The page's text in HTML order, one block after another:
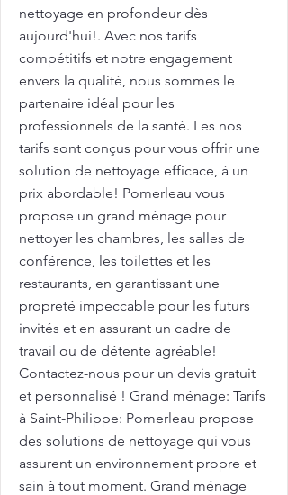
nettoyage en profondeur dès
aujourd'hui!. Avec nos tarifs
compétitifs et notre engagement
envers la qualité, nous sommes le
partenaire idéal pour les
professionnels de la santé. Les nos
tarifs sont conçus pour vous offrir une
solution de nettoyage efficace, à un
prix abordable! Pomerleau vous
propose un grand ménage pour
nettoyer les chambres, les salles de
conférence, les toilettes et les
restaurants, en garantissant une
propreté impeccable pour les futurs
invités et en assurant un cadre de
travail ou de détente agréable!
Contactez-nous pour un devis gratuit
et personnalisé ! Grand ménage: Tarifs
à Saint-Philippe: Pomerleau propose
des solutions de nettoyage qui vous
assurent un environnement propre et
sain à tout moment. Grand ménage